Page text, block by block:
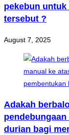
pekebun
tersebut ?
August 7, 2025
Adakah
durian bagi